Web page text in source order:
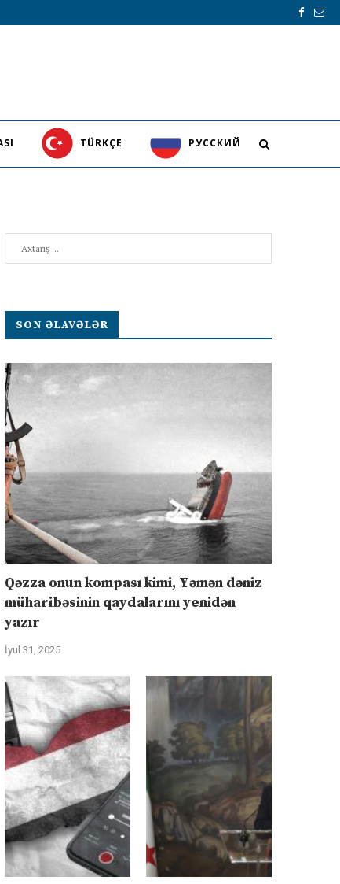
TÜRKÇE PУССКИЙ
SON ƏLAVƏLƏR
Qəzza onun kompası kimi, Yəmən dəniz
müharibəsinin qaydalarını yenidən
yazır
İyul 31, 2025